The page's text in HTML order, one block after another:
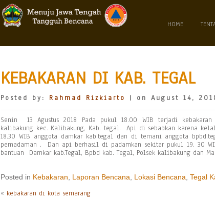
HOME
KEBAKARAN DI KAB. TEGAL
Posted by: Rahmad Rizkiarto | on August 14,
Senin 13 Agustus 2018 Pada pukul 18.00 WIB terjadi
kalibakung kec. Kalibakung, Kab. tegal. Api di sebabkan karena
18.30 WIB anggota damkar kab.tegal dan di temani anggota
pemadaman . Dan api berhasil di padamkan sekitar pukul 19. 30
bantuan Damkar kab.Tegal, Bpbd kab. Tegal, Polsek kalibakung dan
Posted in Kebakaran Laporan Bencana Lokasi Bencana Tegal
« kebakaran di kota semarang